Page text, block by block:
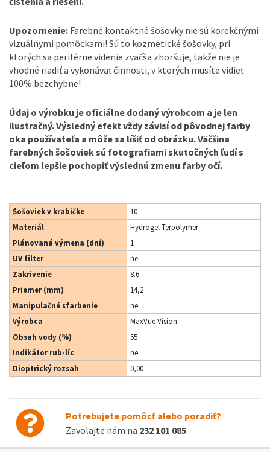
Upozornenie: Farebné kontaktné šošovky nie sú korekčnými
vizuálnymi pomôckami! Sú to kozmetické šošovky, pri
ktorých sa periférne videnie zväčša zhoršuje, takže nie je
vhodné riadiť a vykonávať činnosti, v ktorých musíte vidieť
100% bezchybne!
Údaj o výrobku je oficiálne dodaný výrobcom a je len
ilustračný. Výsledný efekt vždy závisí od pôvodnej farby
oka používateľa a môže sa líšiť od obrázku. Väčšina
farebných šošoviek sú fotografiami skutočných ľudí s
cieľom lepšie pochopiť výslednú zmenu farby očí.
Šošoviek v krabičke
10
Materiál
Hydrogel Terpolymer
Plánovaná výmena (dní)
1
UV filter
ne
Zakrivenie
8.6
Priemer (mm)
14,2
Manipulačné sfarbenie
ne
Výrobca
MaxVue Vision
Obsah vody (%)
55
Indikátor rub-líc
ne
Dioptrický rozsah
0,00
Potrebujete pomôcť alebo poradiť?
Zavolajte nám na 232 101 085.